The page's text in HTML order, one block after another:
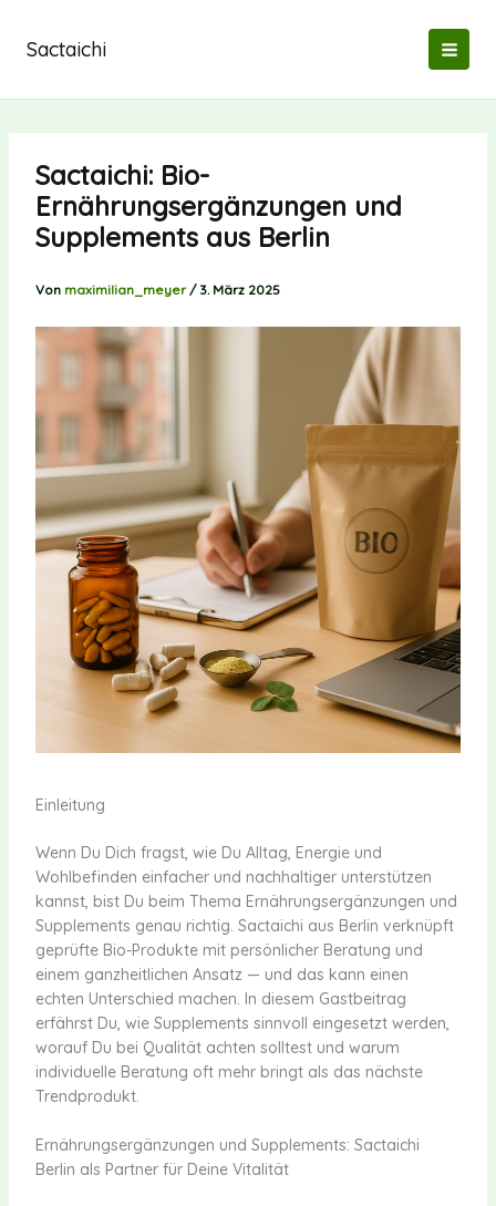
springen
Sactaichi
Sactaichi: Bio-
Ernährungsergänzungen und
Supplements aus Berlin
Von maximilian_meyer/ 3. März 2025
Einleitung
Wenn Du Dich fragst, wie Du Alltag, Energie und
Wohlbefinden einfacher und nachhaltiger unterstützen
kannst, bist Du beim Thema Ernährungsergänzungen und
Supplements genau richtig. Sactaichi aus Berlin verknüpft
geprüfte Bio-Produkte mit persönlicher Beratung und
einem ganzheitlichen Ansatz — und das kann einen
echten Unterschied machen. In diesem Gastbeitrag
erfährst Du, wie Supplements sinnvoll eingesetzt werden,
worauf Du bei Qualität achten solltest und warum
individuelle Beratung oft mehr bringt als das nächste
Trendprodukt.
Ernährungsergänzungen und Supplements: Sactaichi
Berlin als Partner für Deine Vitalität